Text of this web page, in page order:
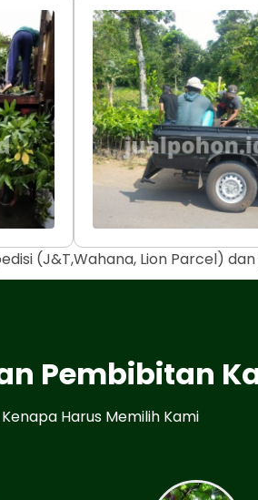
(J&T,Wahana, Lion Parcel)
Pembibitan
Harus Memilih Kami